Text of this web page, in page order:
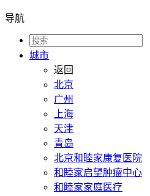
导航
城市
返回
北京
广州
上海
天津
青岛
北京和睦家康复医院
和睦家启望肿瘤中心
和睦家家庭医疗